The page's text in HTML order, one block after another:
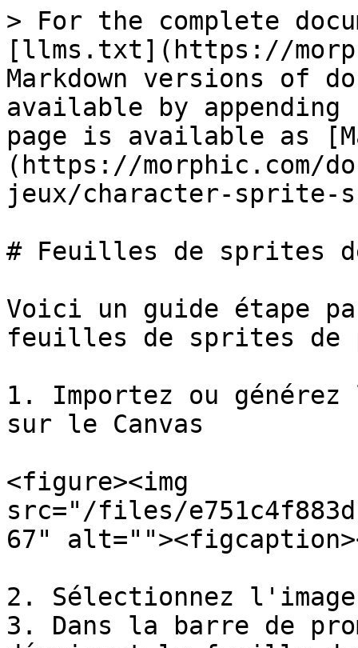
> For the complete
[llms.txt](https://
Markdown versions of
available by
page is available as
(https://morphic.com/
jeux/character-sprite-
# Feuilles de sprites
Voici un guide étape
feuilles de sprites de
1. Importez ou
sur le Canvas
<figure><img
src="/files/
67"
2. Sélectionnez l'image
3. Dans la barre de